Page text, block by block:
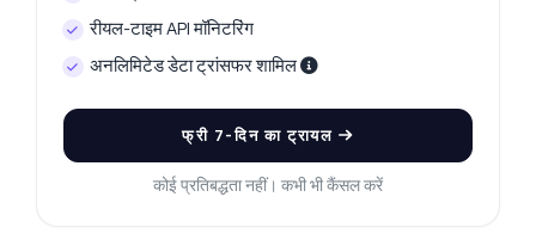
रीयल-टाइम API मॉनिटरिंग
अनलिमिटेड डेटा ट्रांसफर शामिल
फ्री 7-दिन का ट्रायल
कोई प्रतिबद्धता नहीं। कभी भी कैंसल करें